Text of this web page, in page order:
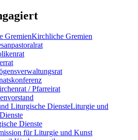
Kirchliche Gremien
/ Pfarreirat
Liturgie und
Dienste
für Liturgie und Kunst